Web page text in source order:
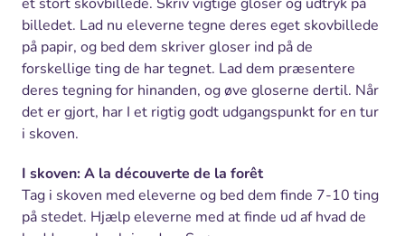
billedet. Lad nu eleverne tegne deres eget skovbillede
på papir, og bed dem skriver gloser ind på de
forskellige ting de har tegnet. Lad dem præsentere
deres tegning for hinanden, og øve gloserne dertil. Når
det er gjort, har I et rigtig godt udgangspunkt for en tur
i skoven.
I skoven: A la découverte de la forêt
Tag i skoven med eleverne og bed dem finde 7-10 ting
på stedet. Hjælp eleverne med at finde ud af hvad de